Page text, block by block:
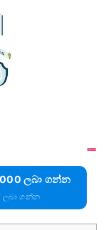
ලබා ගන්න
ලබා ගන්න